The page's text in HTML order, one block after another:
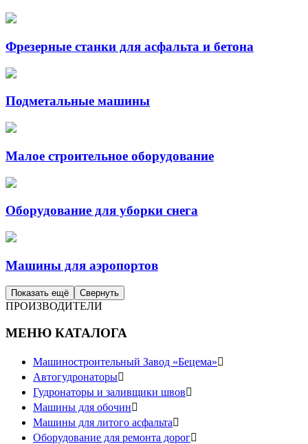
Фрезерные станки для асфальта и бетона
Подметальные машины
Малое строительное оборудование
Оборудование для уборки снега
Mашины для аэропортов
Показать ещё Свернуть
ПРОИЗВОДИТЕЛИ
МЕНЮ КАТАЛОГА
Машиностроительный Завод «Бецема»
Автогудронаторы
Гудронаторы и заливщики швов
Машины для обочин
Машины для литого асфальта
Оборудование для ремонта дорог